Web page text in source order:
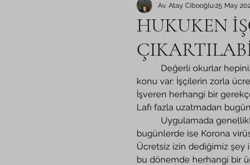
HUKUKEN
Av. Atay Cibooğlu25 May
konu var: İşçilerin zorla
İşveren herhangi bir
Lafı fazla uzatmadan
bugünlerde ise Korona
Ücretsiz izin dediğimiz şey
bu dönemde herhangi bir